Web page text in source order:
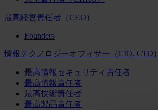
最高経営責任者（CEO）
Founders
情報テクノロジーオフィサー（CIO, CTO）
最高情報セキュリティ責任者
最高情報責任者
最高技術責任者
最高製品責任者